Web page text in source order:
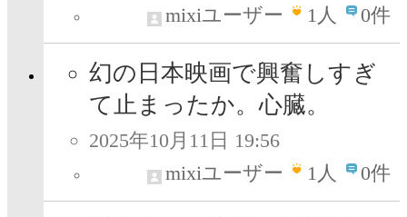
mixiユーザー
1人 0件
幻の日本映画で興奮しすぎ
て止まったか。心臓。
2025年10月11日 19:56
mixiユーザー
1人 0件